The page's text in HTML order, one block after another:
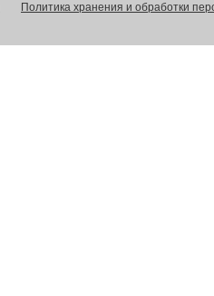
Политика хранения и обработки